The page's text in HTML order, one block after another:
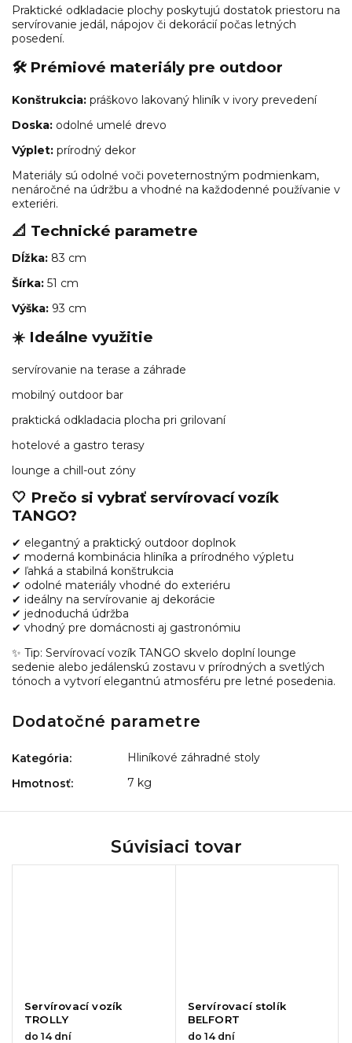
Praktické odkladacie plochy poskytujú dostatok priestoru na
servírovanie jedál, nápojov či dekorácií počas letných
posedení.
🛠️ Prémiové materiály pre outdoor
Konštrukcia: práškovo lakovaný hliník v ivory prevedení
Doska: odolné umelé drevo
Výplet: prírodný dekor
Materiály sú odolné voči poveternostným podmienkam,
nenáročné na údržbu a vhodné na každodenné používanie v
exteriéri.
📐 Technické parametre
Dĺžka: 83 cm
Šírka: 51 cm
Výška: 93 cm
☀️ Ideálne využitie
servírovanie na terase a záhrade
mobilný outdoor bar
praktická odkladacia plocha pri grilovaní
hotelové a gastro terasy
lounge a chill-out zóny
🤍 Prečo si vybrať servírovací vozík
TANGO?
✔ elegantný a praktický outdoor doplnok
✔ moderná kombinácia hliníka a prírodného výpletu
✔ ľahká a stabilná konštrukcia
✔ odolné materiály vhodné do exteriéru
✔ ideálny na servírovanie aj dekorácie
✔ jednoduchá údržba
✔ vhodný pre domácnosti aj gastronómiu
✨ Tip: Servírovací vozík TANGO skvelo doplní lounge
sedenie alebo jedálenskú zostavu v prírodných a svetlých
tónoch a vytvorí elegantnú atmosféru pre letné posedenia.
Dodatočné parametre
Kategória:
Hliníkové záhradné stoly
Hmotnosť: 7 kg
Súvisiaci tovar
Servírovací vozík
TROLLY
do 14 dní
Servírovací stolík
BELFORT
do 14 dní